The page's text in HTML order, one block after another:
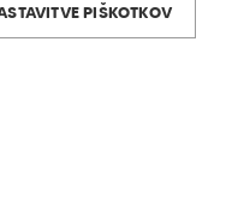
PIŠKOTKOV